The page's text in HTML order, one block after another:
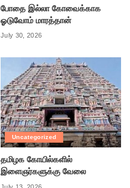
போதை இல்லா கோவைக்காக
ஓடுவோம் மாரத்தான்
July 30, 2026
Uncategorized
தமிழக கோயில்களில்
இளைஞர்களுக்கு வேலை